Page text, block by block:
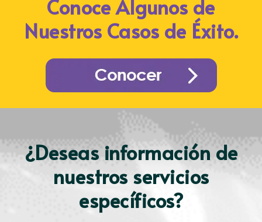
Conoce Algunos de
Nuestros Casos de Éxito.
¿Deseas información de
nuestros servicios
específicos?